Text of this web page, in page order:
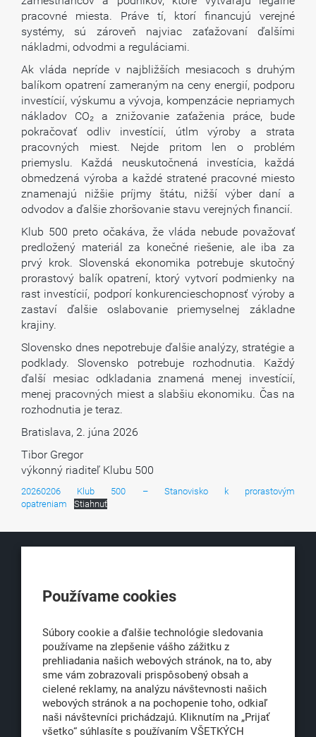
pracovné miesta. Práve tí, ktorí financujú verejné
systémy, sú zároveň najviac zaťažovaní ďalšími
nákladmi, odvodmi a reguláciami.
Ak vláda nepríde v najbližších mesiacoch s druhým
balíkom opatrení zameraným na ceny energií, podporu
investícií, výskumu a vývoja, kompenzácie nepriamych
nákladov CO₂ a znižovanie zaťaženia práce, bude
pokračovať odliv investícií, útlm výroby a strata
pracovných miest. Nejde pritom len o problém
priemyslu. Každá neuskutočnená investícia, každá
obmedzená výroba a každé stratené pracovné miesto
znamenajú nižšie príjmy štátu, nižší výber daní a
odvodov a ďalšie zhoršovanie stavu verejných financií.
Klub 500 preto očakáva, že vláda nebude považovať
predložený materiál za konečné riešenie, ale iba za
prvý krok. Slovenská ekonomika potrebuje skutočný
prorastový balík opatrení, ktorý vytvorí podmienky na
rast investícií, podporí konkurencieschopnosť výroby a
zastaví ďalšie oslabovanie priemyselnej základne
krajiny.
Slovensko dnes nepotrebuje ďalšie analýzy, stratégie a
podklady. Slovensko potrebuje rozhodnutia. Každý
ďalší mesiac odkladania znamená menej investícií,
menej pracovných miest a slabšiu ekonomiku. Čas na
rozhodnutia je teraz.
Bratislava, 2. júna 2026
Tibor Gregor
výkonný riaditeľ Klubu 500
20260206 Klub 500 – Stanovisko k prorastovým
opatreniam
Stiahnuť
Obchodná 6
office@klub500.sk
+421 2 54 646 464
www.klub500.sk
Používame cookies
Súbory cookie a ďalšie technológie sledovania
používame na zlepšenie vášho zážitku z
prehliadania našich webových stránok, na to, aby
sme vám zobrazovali prispôsobený obsah a
cielené reklamy, na analýzu návštevnosti našich
webových stránok a na pochopenie toho, odkiaľ
naši návštevníci prichádzajú. Kliknutím na „Prijať
všetko“ súhlasíte s používaním VŠETKÝCH